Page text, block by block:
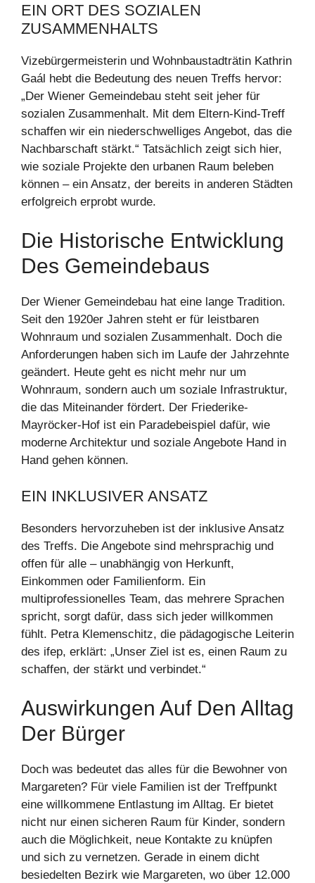
EIN ORT DES SOZIALEN
ZUSAMMENHALTS
Vizebürgermeisterin und Wohnbaustadträtin Kathrin
Gaál hebt die Bedeutung des neuen Treffs hervor:
„Der Wiener Gemeindebau steht seit jeher für
sozialen Zusammenhalt. Mit dem Eltern-Kind-Treff
schaffen wir ein niederschwelliges Angebot, das die
Nachbarschaft stärkt.“ Tatsächlich zeigt sich hier,
wie soziale Projekte den urbanen Raum beleben
können – ein Ansatz, der bereits in anderen Städten
erfolgreich erprobt wurde.
Die Historische Entwicklung
Des Gemeindebaus
Der Wiener Gemeindebau hat eine lange Tradition.
Seit den 1920er Jahren steht er für leistbaren
Wohnraum und sozialen Zusammenhalt. Doch die
Anforderungen haben sich im Laufe der Jahrzehnte
geändert. Heute geht es nicht mehr nur um
Wohnraum, sondern auch um soziale Infrastruktur,
die das Miteinander fördert. Der Friederike-
Mayröcker-Hof ist ein Paradebeispiel dafür, wie
moderne Architektur und soziale Angebote Hand in
Hand gehen können.
EIN INKLUSIVER ANSATZ
Besonders hervorzuheben ist der inklusive Ansatz
des Treffs. Die Angebote sind mehrsprachig und
offen für alle – unabhängig von Herkunft,
Einkommen oder Familienform. Ein
multiprofessionelles Team, das mehrere Sprachen
spricht, sorgt dafür, dass sich jeder willkommen
fühlt. Petra Klemenschitz, die pädagogische Leiterin
des ifep, erklärt: „Unser Ziel ist es, einen Raum zu
schaffen, der stärkt und verbindet.“
Auswirkungen Auf Den Alltag
Der Bürger
Doch was bedeutet das alles für die Bewohner von
Margareten? Für viele Familien ist der Treffpunkt
eine willkommene Entlastung im Alltag. Er bietet
nicht nur einen sicheren Raum für Kinder, sondern
auch die Möglichkeit, neue Kontakte zu knüpfen
und sich zu vernetzen. Gerade in einem dicht
besiedelten Bezirk wie Margareten, wo über 12.000